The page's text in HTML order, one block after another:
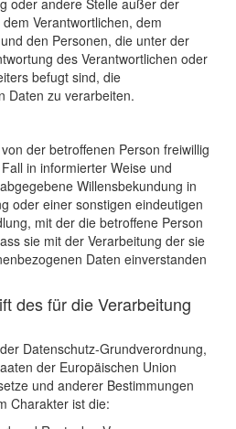
oder andere Stelle außer der
Verantwortlichen, dem
den Personen, die unter der
des Verantwortlichen oder
befugt sind, die
Daten zu verarbeiten.
der betroffenen Person freiwillig
in informierter Weise und
Willensbekundung in
oder einer sonstigen eindeutigen
mit der die betroffene Person
sie mit der Verarbeitung der sie
Daten einverstanden
des für die Verarbeitung
Datenschutz-Grundverordnung,
der Europäischen Union
und anderer Bestimmungen
Charakter ist die: